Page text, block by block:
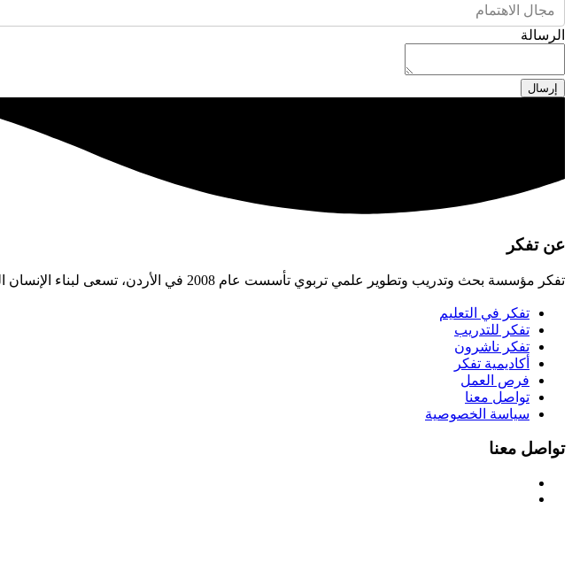
مجال الاهتمام
الرسالة
إرسال
عن تفكر
تفكر مؤسسة بحث وتدريب وتطوير علمي تربوي تأسست عام 2008 في الأردن، تسعى لبناء الإنسان القادر على صناعة الحضارة، وتهيئة البيئات التربوية اللازمة لتحقيق ذلك.
تفكر في التعليم
تفكر للتدريب
تفكر ناشرون
أكاديمية تفكر
فرص العمل
تواصل معنا
سياسة الخصوصية
تواصل معنا